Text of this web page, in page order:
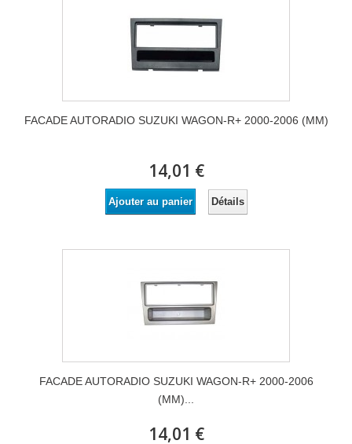
FACADE AUTORADIO SUZUKI WAGON-R+ 2000-2006 (MM)
14,01 €
Ajouter au panier Détails
FACADE AUTORADIO SUZUKI WAGON-R+ 2000-2006
(MM)...
14,01 €